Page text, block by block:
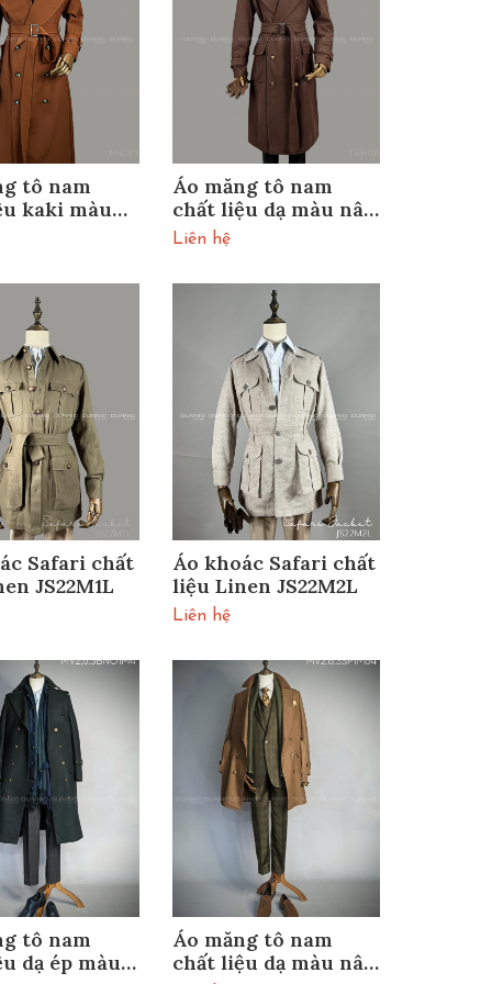
tô nam
kaki màu
NHC43
Áo măng tô nam
chất liệu dạ màu nâu
cà phê DEHQ6
Liên hệ
Safari chất
JS22M1L
Áo khoác Safari chất
liệu Linen JS22M2L
Liên hệ
tô nam
dạ ép màu
Áo măng tô nam
chất liệu dạ màu nâu